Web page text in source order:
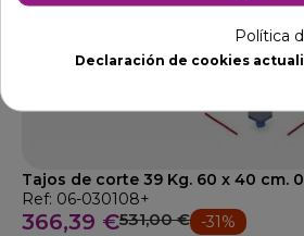
Tajos de corte 39 Kg. 60 x 40 cm.
Ref: 06-030108+
366,39 €531,00 € -31%
Política
Declaración de cookies